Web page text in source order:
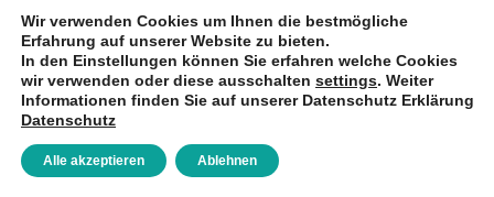
Unsere Kontoverbindung für Spenden:
Wir verwenden Cookies um Ihnen die bestmögliche
Erfahrung auf unserer Website zu bieten.
In den Einstellungen können Sie erfahren welche Cookies
wir verwenden oder diese ausschalten settings. Weiter
Informationen finden Sie auf unserer Datenschutz Erklärung
Datenschutz
Alle akzeptieren Ablehnen